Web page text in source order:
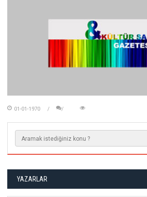
01-01-1970
YAZARLAR